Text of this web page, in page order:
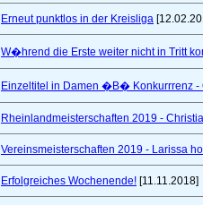
Erneut punktlos in der Kreisliga
W�hrend die Erste weiter nicht in Tritt
Einzeltitel in Damen �B� Konkurrrenz
Rheinlandmeisterschaften 2019 -
Vereinsmeisterschaften 2019 - Larissa
Erfolgreiches Wochenende! [11.11.2018]